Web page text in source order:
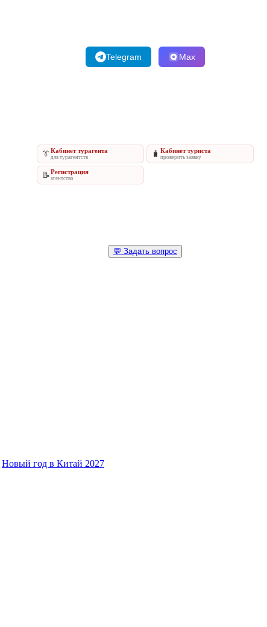
Telegram Max
👔Кабинет турагента
для турагентств 🧳 Кабинет туриста
проверить заявку
📝Регистрация
агентство
💬 Задать вопрос
Новый год в Китай 2027